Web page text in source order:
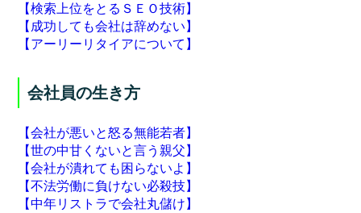
【検索上位をとるＳＥＯ技術】
【成功しても会社は辞めない】
【アーリーリタイアについて】
会社員の生き方
【会社が悪いと怒る無能若者】
【世の中甘くないと言う親父】
【会社が潰れても困らないよ】
【不法労働に負けない必殺技】
【中年リストラで会社丸儲け】